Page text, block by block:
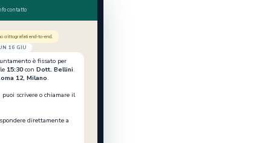
contatto
crittografati end-to-end.
16 GIU
è fissato per
15:30 con Dott. Bellini.
12, Milano.
scrivere o chiamare il
direttamente a